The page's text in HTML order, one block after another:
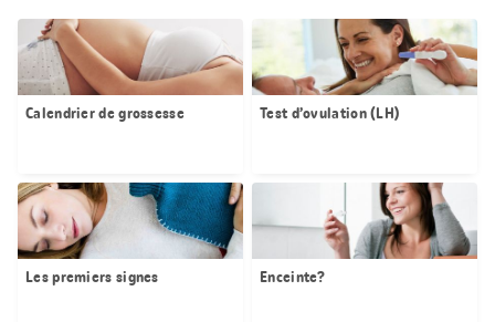
Calendrier de grossesse Test d’ovulation (LH)
Les premiers signes Enceinte?